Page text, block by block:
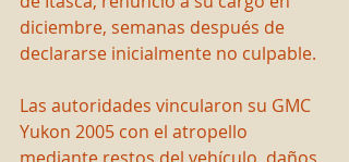
diciembre, semanas después de
declararse inicialmente no culpable.
Las autoridades vincularon su GMC
Yukon 2005 con el atropello